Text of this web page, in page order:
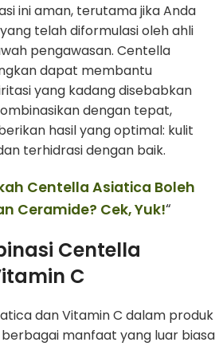
ini aman, terutama jika Anda
telah diformulasi oleh ahli
pengawasan. Centella
dapat membantu
yang kadang disebabkan
dengan tepat,
hasil yang optimal: kulit
terhidrasi dengan baik.
Centella Asiatica Boleh
Ceramide? Cek, Yuk!“
Centella
C
dan Vitamin C dalam produk
manfaat yang luar biasa